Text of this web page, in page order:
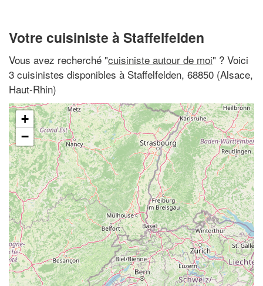
Votre cuisiniste à Staffelfelden
Vous avez recherché "cuisiniste autour de moi" ? Voici
3 cuisinistes disponibles à Staffelfelden, 68850 (Alsace,
Haut-Rhin)
+
−